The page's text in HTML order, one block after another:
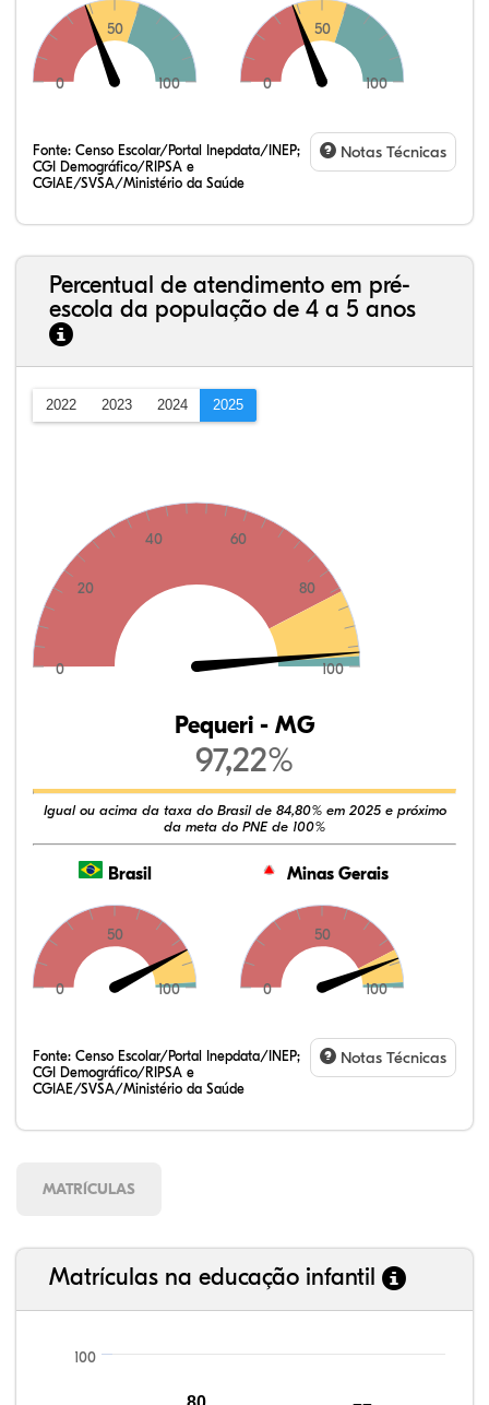
0
50
100 0
50
100
Fonte: Censo Escolar/Portal Inepdata/INEP;
CGI Demográfico/RIPSA e
CGIAE/SVSA/Ministério da Saúde
Notas Técnicas
Percentual de atendimento em pré-
escola da população de 4 a 5 anos
2022 2023 2024 2025
0
20
40 60
80
100
Pequeri - MG
97,22%
Igual ou acima da taxa do Brasil de 84,80% em 2025 e próximo
da meta do PNE de 100%
Brasil
0
50
100
Minas Gerais
0
50
100
Fonte: Censo Escolar/Portal Inepdata/INEP;
CGI Demográfico/RIPSA e
CGIAE/SVSA/Ministério da Saúde
Notas Técnicas
MATRÍCULAS
Matrículas na educação infantil
100